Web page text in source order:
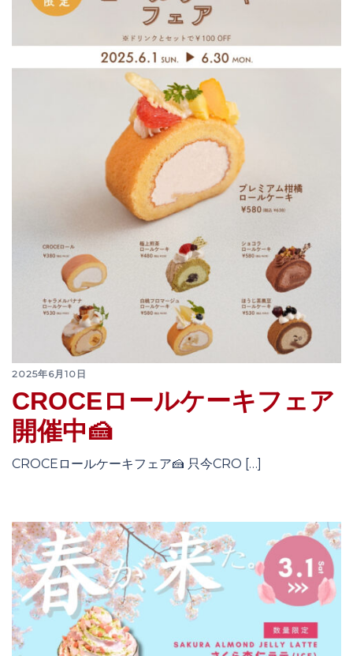
2025年6月10日
CROCEロールケーキフェア
開催中🍰
CROCEロールケーキフェア🍰 只今CRO […]